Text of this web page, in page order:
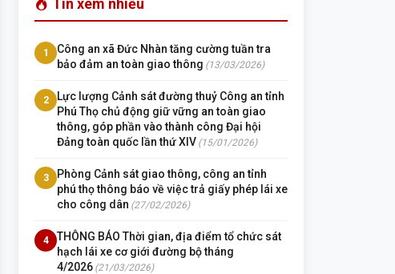
Tin xem nhiều
1
Công an xã Đức Nhàn tăng cường tuần tra
bảo đảm an toàn giao thông (13/03/2026)
2
Lực lượng Cảnh sát đường thuỷ Công an tỉnh
Phú Thọ chủ động giữ vững an toàn giao
thông, góp phần vào thành công Đại hội
Đảng toàn quốc lần thứ XIV (15/01/2026)
3
Phòng Cảnh sát giao thông, công an tỉnh
phú thọ thông báo về việc trả giấy phép lái xe
cho công dân (27/02/2026)
4
THÔNG BÁO Thời gian, địa điểm tổ chức sát
hạch lái xe cơ giới đường bộ tháng
4/2026 (21/03/2026)